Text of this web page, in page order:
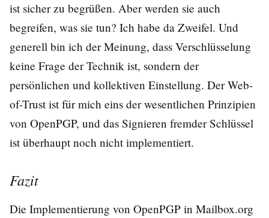
ist sicher zu begrüßen. Aber werden sie auch
begreifen, was sie tun? Ich habe da Zweifel. Und
generell bin ich der Meinung, dass Verschlüsselung
keine Frage der Technik ist, sondern der
persönlichen und kollektiven Einstellung. Der Web-
of-Trust ist für mich eins der wesentlichen Prinzipien
von OpenPGP, und das Signieren fremder Schlüssel
ist überhaupt noch nicht implementiert.
Fazit
Die Implementierung von OpenPGP in Mailbox.org